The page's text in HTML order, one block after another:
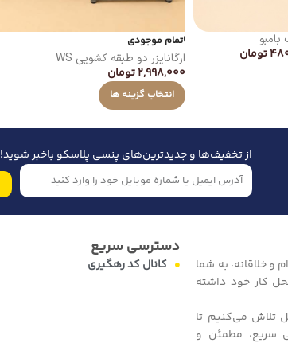
تومان
اتمام موجودی
ارگانایزر دو طبقه کشویی WS
2,998,000تومان
انتخاب گزینه ها
از تخفیف‌ها و جدیدترین‌های پنسی پلاسکو باخبر شوید!
و خلاقانه، به شما
کار خود داشته
تلاش می‌کنیم تا
سریع، مطمئن و
دسترسی سریع
کانال کد رهگیری